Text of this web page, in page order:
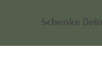
Schenke